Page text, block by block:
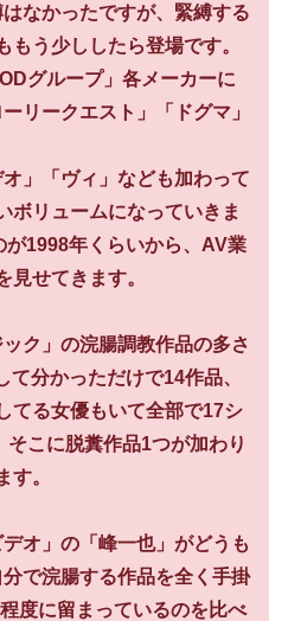
なかったですが、緊縛する
もう少ししたら登場です。
グループ」各メーカーに
リークエスト」「ドグマ」
オ」「ヴィ」なども加わって
ボリュームになっていきま
1998年くらいから、AV業
見せてきます。
ク」の浣腸調教作品の多さ
分かっただけで14作品、
てる女優もいて全部で17シ
こに脱糞作品1つが加わり
す。
オ」の「峰一也」がどうも
で浣腸する作品を全く手掛
度に留まっているのを比べ